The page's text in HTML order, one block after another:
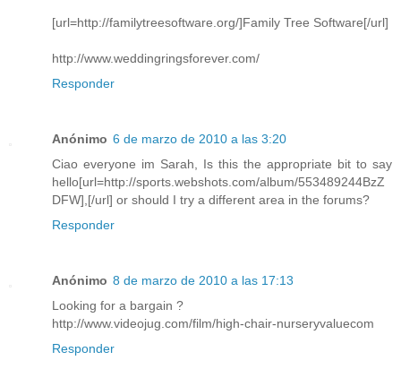
[url=http://familytreesoftware.org/]Family Tree Software[/url]
http://www.weddingringsforever.com/
Responder
Anónimo 6 de marzo de 2010 a las 3:20
Ciao everyone im Sarah, Is this the appropriate bit to say
hello[url=http://sports.webshots.com/album/553489244BzZ
DFW],[/url] or should I try a different area in the forums?
Responder
Anónimo 8 de marzo de 2010 a las 17:13
Looking for a bargain ?
http://www.videojug.com/film/high-chair-nurseryvaluecom
Responder